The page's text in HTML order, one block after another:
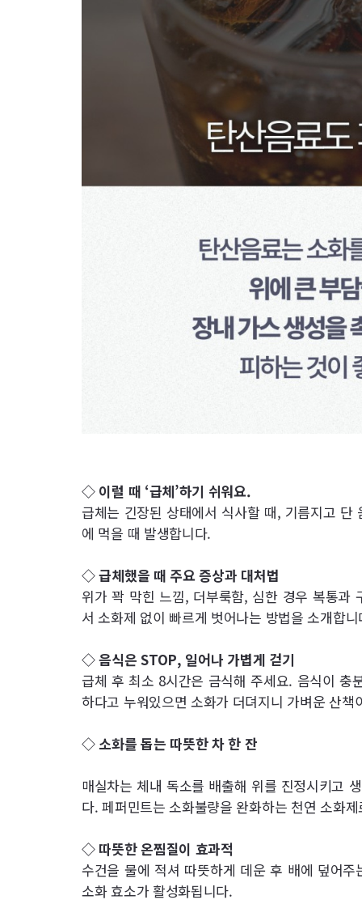
◇ 이럴 때 ‘급체’하기 쉬워요.
급체는 긴장된 상태에서 식사할 때, 기름지고
에 먹을 때 발생합니다.
◇ 급체했을 때 주요 증상과 대처법
위가 꽉 막힌 느낌, 더부룩함, 심한 경우 복통과
서 소화제 없이 빠르게 벗어나는 방법을 소개합니
◇ 음식은 STOP, 일어나 가볍게 걷기
급체 후 최소 8시간은 금식해 주세요. 음식이 충
하다고 누워있으면 소화가 더뎌지니 가벼운 산책
◇ 소화를 돕는 따뜻한 차 한 잔
매실차는 체내 독소를 배출해 위를 진정시키고
다. 페퍼민트는 소화불량을 완화하는 천연 소화
◇ 따뜻한 온찜질이 효과적
수건을 물에 적셔 따뜻하게 데운 후 배에 덮어
소화 효소가 활성화됩니다.